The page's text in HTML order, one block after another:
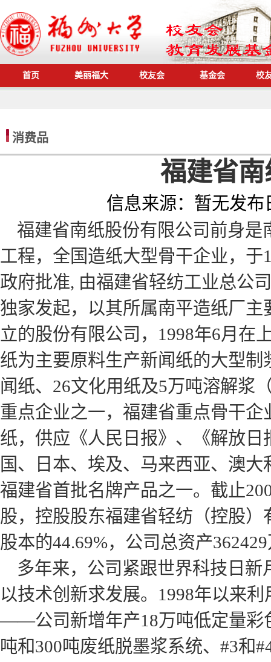
首页 美丽福大 校友会 基金会 校
消费品
福建省
信息来源： 暂无发布
福建省南纸股份有限公司前身是
工程，全国造纸大型骨干企业，于
政府批准, 由福建省轻纺工业总公
独家发起，以其所属南平造纸厂
立的股份有限公司，1998年6月在
纸为主要原料生产新闻纸的大型
闻纸、26文化用纸及5万吨溶解浆
重点企业之一，福建省重点骨干
纸，供应《人民日报》、《解放
国、日本、埃及、马来西亚、澳
福建省首批名牌产品之一。截止
股，控股股东福建省轻纺（控股）
股本的44.69%，公司总资产
多年来，公司紧跟世界科技日新
以技术创新求发展。1998年以来
——公司新增年产18万吨低定量彩
吨和300吨废纸脱墨浆系统、#3和